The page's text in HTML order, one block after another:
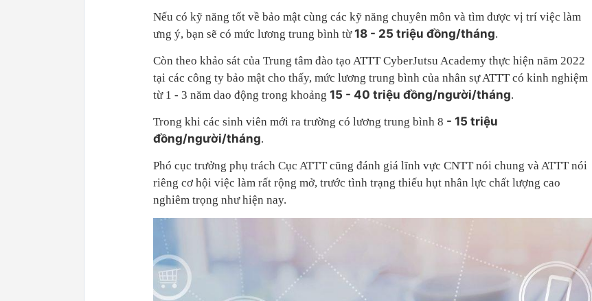
Nếu có kỹ năng tốt về bảo mật cùng các kỹ năng chuyên môn và tìm được vị trí việc làm
ưng ý, bạn sẽ có mức lương trung bình từ18 - 25 triệu đồng/tháng.
Còn theo khảo sát của Trung tâm đào tạo ATTT CyberJutsu Academy thực hiện năm 2022
tại các công ty bảo mật cho thấy, mức lương trung bình của nhân sự ATTT có kinh nghiệm
từ 1 - 3 năm dao động trong khoảng 15 - 40 triệu đồng/người/tháng.
Trong khi các sinh viên mới ra trường có lương trung bình 8 - 15 triệu
đồng/người/tháng.
Phó cục trưởng phụ trách Cục ATTT cũng đánh giá lĩnh vực CNTT nói chung và ATTT nói
riêng cơ hội việc làm rất rộng mở, trước tình trạng thiếu hụt nhân lực chất lượng cao
nghiêm trọng như hiện nay.